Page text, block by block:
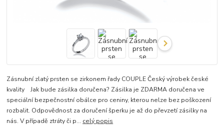
Zásnubní zlatý prsten se zirkonem řady COUPLE Český výrobek české
kvality Jak bude zásilka doručena? Zásilka je ZDARMA doručena ve
speciální bezpečnostní obálce pro ceniny, kterou nelze bez poškození
rozbalit. Odpovědnost za doručení šperku je až do převzetí zásilky na
nás. V případě ztráty či p... celý popis